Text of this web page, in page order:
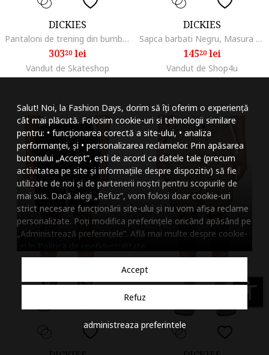
Salut! Noi, la Fashion Days, dorim să îți oferim o experiență
cât mai plăcută. Folosim cookie-uri si tehnologii similare
pentru: • funcționarea corectă a site-ului, • analiza
performanței, și • personalizarea reclamelor. Prin apăsarea
butonului „Accept”, ești de acord ca datele tale (precum
activitatea pe site și informațiile despre dispozitiv) să fie
utilizate de noi și de partenerii noștri pentru scopurile de
mai sus. Dacă alegi „Refuz”, vom folosi doar cookie-uri
strict necesare funcționării site-ului și nu vom afișa reclame
personalizate. Poți modifica preferințele oricând apăsând pe
„Administrează preferințele”. Află mai multe despre cookie-
Accept
Refuz
administreaza preferintele
DICKIES
Pantaloni de trening din bumbac cu buzunare
30320lei
Vandut de Skateshop
DICKIES
Sapca barbati Negru, Masura Unica
14520lei
Vandut de Shop4u
accessibility
Micsoreaza
Mareste spatierea
Micsoreaza
Mareste inaltimea
Micsoreaza
Inverseaza culorile
Nuante de gri
Cursor mare
Subliniaza link-urile
Dezactiveaza